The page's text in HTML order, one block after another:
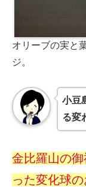
オリーブの実と
ジ。
小豆
る変
金比羅山の
った変化球の